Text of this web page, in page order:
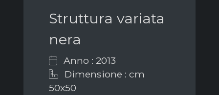
Struttura variata
nera
Anno : 2013
Dimensione : cm
50x50